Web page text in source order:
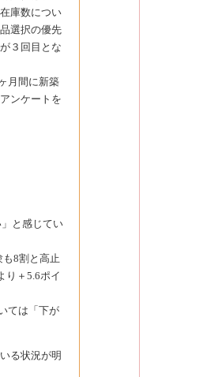
庫数につい
選択の優先
３回目とな
月間に新築
ンケートを
と感じてい
8割と高止
り＋5.6ポイ
ては「下が
る状況が明